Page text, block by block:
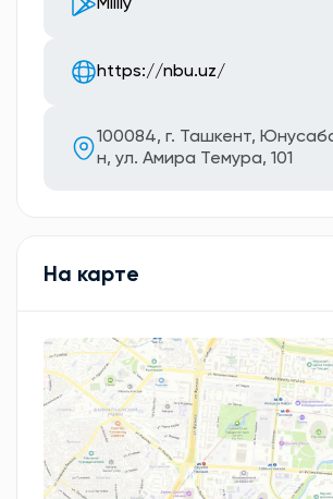
Milliy
https://nbu.uz/
100084, г. Ташкент,
н, ул. Амира Темура, 101
На карте